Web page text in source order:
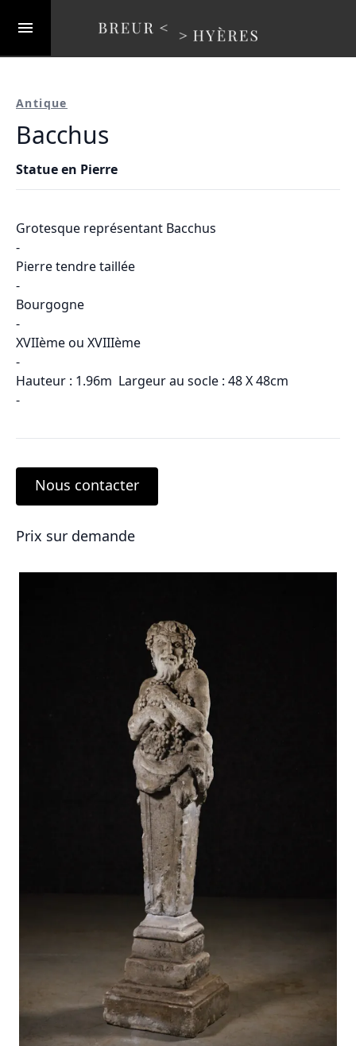
Antique
Bacchus
Statue en Pierre
Grotesque représentant Bacchus
-
Pierre tendre taillée
-
Bourgogne
-
XVIIème ou XVIIIème
-
Hauteur : 1.96m Largeur au socle : 48 X 48cm
-
Nous contacter
Prix sur demande